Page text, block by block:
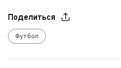
Поделиться
Футбол